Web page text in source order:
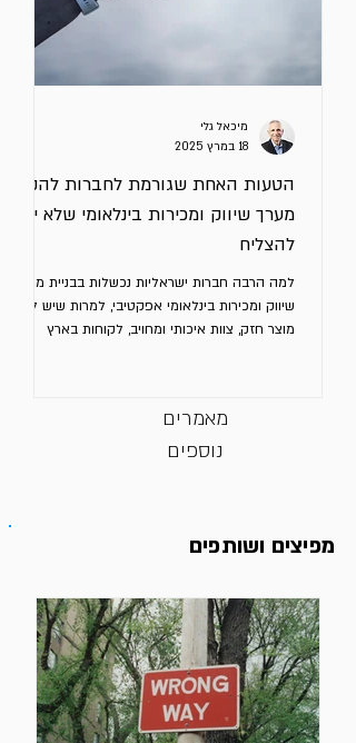
הטעות האחת שגורמת לחברות להקים
מערך שיווק ומכירות בינלאומי שלא יכול
להצליח
למה הרבה חברות ישראליות נכשלות בבניית מערך
שיווק ומכירות בינלאומי אפקטיבי, למרות שיש להן
מוצר חזק, צוות איכותי ומחויב, לקוחות בארץ
מיכאל גלי
18 במרץ 2025
מאמרים
נוספים
מפיצים ושותפים